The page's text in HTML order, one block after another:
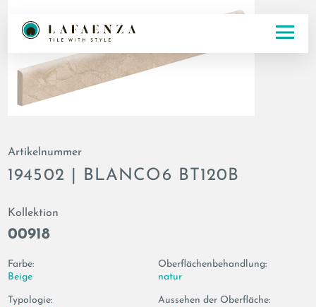
Artikelnummer
194502 | BLANCO6 BT120B
Kollektion
00918
Farbe:
Beige
Typologie:
Oberflächenbehandlung:
natur
Aussehen der Oberfläche: